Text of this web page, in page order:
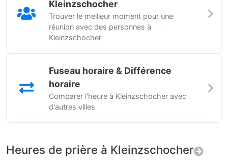
Kleinzschocher
Trouver le meilleur moment pour une
réunion avec des personnes à
Kleinzschocher
Fuseau horaire & Différence
horaire
Comparer l'heure à Kleinzschocher avec
d'autres villes
Heures de prière à Kleinzschocher